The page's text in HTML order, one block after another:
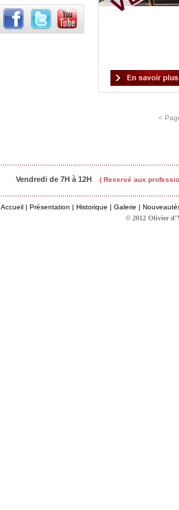
<
Vendredi de 7H à 12H ( Reservé aux
Accueil | Présentation | Historique | Galerie |
© 2012 Olivier